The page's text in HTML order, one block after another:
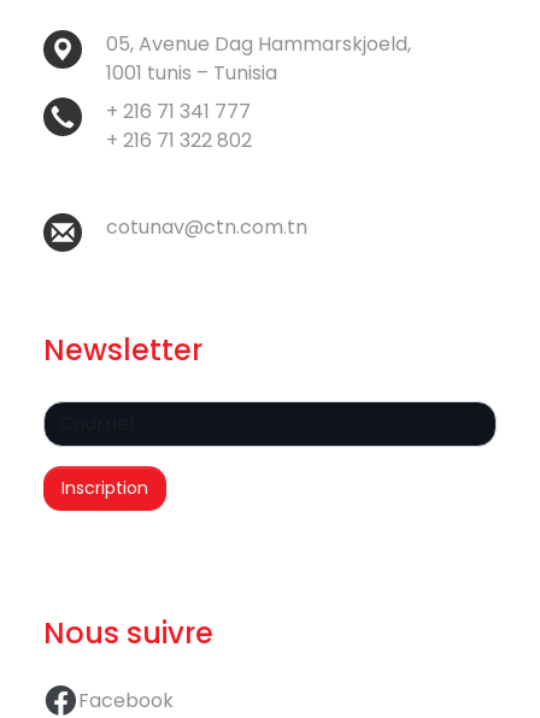
05, Avenue Dag Hammarskjoeld,
1001 tunis – Tunisia
+ 216 71 341 777
+ 216 71 322 802
cotunav@ctn.com.tn
Newsletter
Nous suivre
Facebook